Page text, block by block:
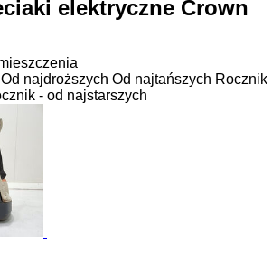
elektryczne Crown
Od najdroższych Od najtańszych Rocznik
- od najstarszych